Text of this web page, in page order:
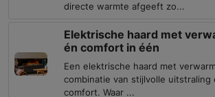
directe warmte afgeeft zo...
Elektrische haard met
én comfort in één
Een elektrische haard met
combinatie van stijlvolle uitstraling
comfort. Waar ...